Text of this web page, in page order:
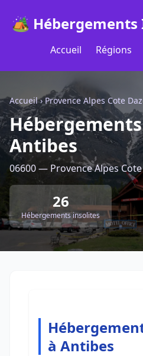
🏕️ Hébergements
Accueil Régions
Accueil›Provence Alpes Cote
Antibes
06600 — Provence Alpes
26
Hébergements insolites
à Antibes